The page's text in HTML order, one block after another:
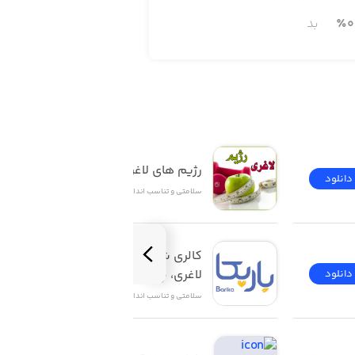
٪0 بد
دانلود
دانلود
رژیم های لاغری و چاقی
سلامتی و تناسب اندام
لاغری، چاقی | Barika
سلامتی و تناسب اندام